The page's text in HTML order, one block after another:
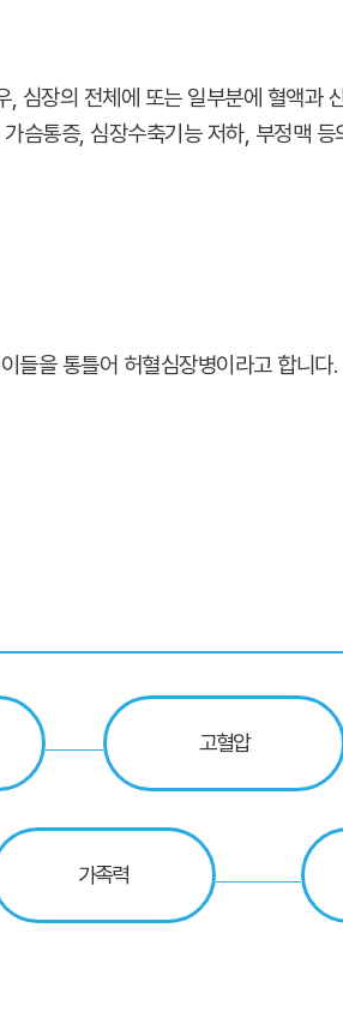
심장의 전체에 또는 일부분에 혈액과
슴통증, 심장수축기능 저하, 부정맥
들을 통틀어 허혈심장병이라고 합니다.
고혈압
가족력